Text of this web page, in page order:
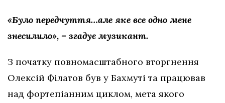
«‎Було передчуття…але яке все одно мене
знесилило»‎, – згадує музикант.
З початку повномасштабного вторгнення
Олексій Філатов був у Бахмуті та працював
над фортепіанним циклом, мета якого